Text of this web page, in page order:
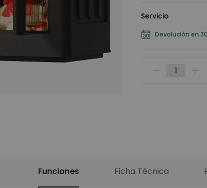
Servicio
Devolución en
Funciones Ficha Técnica